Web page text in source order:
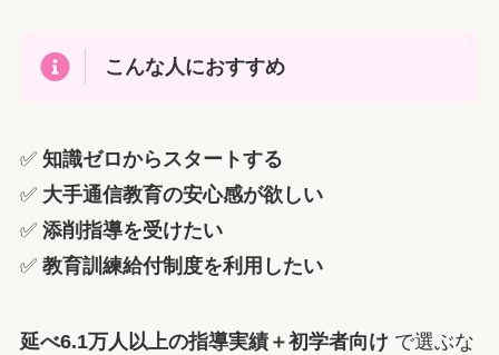
こんな人におすすめ
✅ 知識ゼロからスタートする
✅ 大手通信教育の安心感が欲しい
✅ 添削指導を受けたい
✅ 教育訓練給付制度を利用したい
延べ6.1万人以上の指導実績＋初学者向けで選ぶな